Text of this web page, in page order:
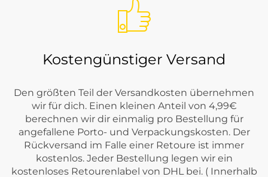
Kostengünstiger Versand
Den größten Teil der Versandkosten übernehmen
wir für dich. Einen kleinen Anteil von 4,99€
berechnen wir dir einmalig pro Bestellung für
angefallene Porto- und Verpackungskosten. Der
Rückversand im Falle einer Retoure ist immer
kostenlos. Jeder Bestellung legen wir ein
kostenloses Retourenlabel von DHL bei. ( Innerhalb